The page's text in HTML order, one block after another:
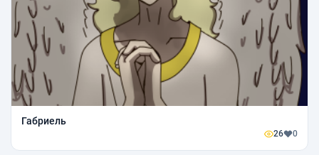
Габриель
26 0